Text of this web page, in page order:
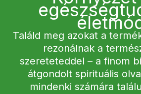
Találd meg azokat a
rezonálnak a
szereteteddel – a finom
átgondolt spirituális
mindenki számára